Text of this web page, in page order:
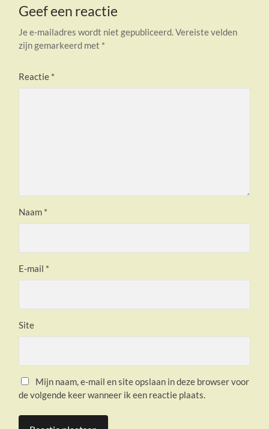
Geef een reactie
Je e-mailadres wordt niet gepubliceerd.Vereiste velden
zijn gemarkeerd met *
Reactie *
Naam *
E-mail *
Site
Mijn naam, e-mail en site opslaan in deze browser voor
de volgende keer wanneer ik een reactie plaats.